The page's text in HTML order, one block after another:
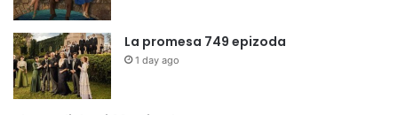
La promesa 749 epizoda
1 day ago